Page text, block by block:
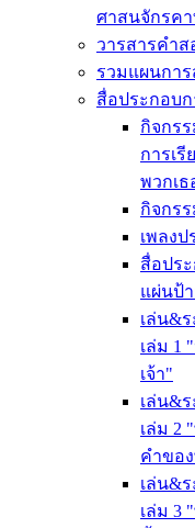
ศาสนจักรค
วารสารคำ
รวมแผนกา
สื่อประกอบ
กิจกร
การเ
พวกเธ
กิจกรร
เพลง
สื่อปร
แผ่นป้
เล่น&
เล่ม 1
เจ้า"
เล่น&
เล่ม 2
คำขอ
เล่น&
เล่ม 3